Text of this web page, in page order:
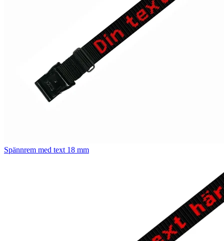
Spännrem med text 18 mm